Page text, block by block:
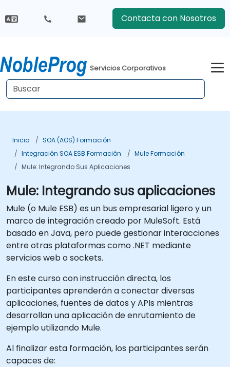
Contacta con Nosotros
Servicios Corporativos
Inicio
SOA (AOS) Formación
Integración SOA ESB Formación
Mule Formación
Mule: Integrando Sus Aplicaciones
Mule: Integrando sus aplicaciones
Mule (o Mule ESB) es un bus empresarial ligero y un
marco de integración creado por MuleSoft. Está
basado en Java, pero puede gestionar interacciones
entre otras plataformas como .NET mediante
servicios web o sockets.
En este curso con instrucción directa, los
participantes aprenderán a conectar diversas
aplicaciones, fuentes de datos y APIs mientras
desarrollan una aplicación de enrutamiento de
ejemplo utilizando Mule.
Al finalizar esta formación, los participantes serán
capaces de: